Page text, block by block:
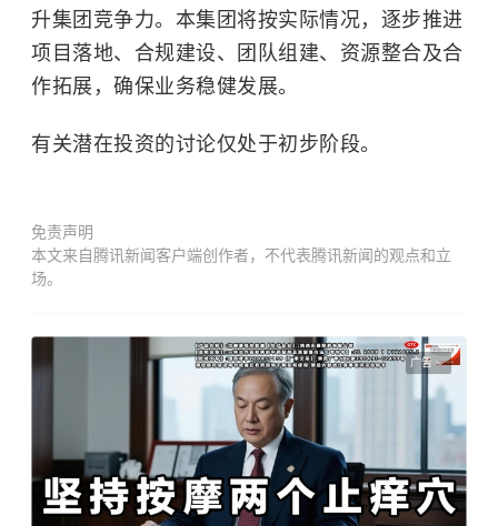
升集团竞争力。本集团将按实际情况，逐步推进
项目落地、合规建设、团队组建、资源整合及合
作拓展，确保业务稳健发展。
有关潜在投资的讨论仅处于初步阶段。
免责声明
本文来自腾讯新闻客户端创作者，不代表腾讯新闻的观点和立
场。
广告